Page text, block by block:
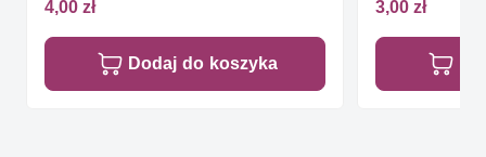
4,00 zł
Dodaj do koszyka
3,00 zł